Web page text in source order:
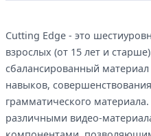
Cutting Edge - это
взрослых (от 15 лет и
сбалансированный
навыков,
грамматического
различными видео-